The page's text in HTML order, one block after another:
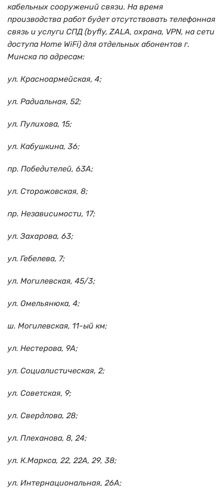
кабельных сооружений связи. На время
производства работ будет отсутствовать телефонная
связь и услуги СПД (byfly, ZALA, охрана, VPN, на сети
доступа Home WiFi) для отдельных абонентов г.
Минска по адресам:
ул. Красноармейская, 4;
ул. Радиальная, 52;
ул. Пулихова, 15;
ул. Кабушкина, 36;
пр. Победителей, 63А;
ул. Сторожовская, 8;
пр. Независимости, 17;
ул. Захарова, 63;
ул. Гебелева, 7;
ул. Могилевская, 45/3;
ул. Омельянюка, 4;
ш. Могилевская, 11-ый км;
ул. Нестерова, 9А;
ул. Социалистическая, 2;
ул. Советская, 9;
ул. Свердлова, 28;
ул. Плеханова, 8, 24;
ул. К.Маркса, 22, 22А, 29, 38;
ул. Интернациональная, 26А;